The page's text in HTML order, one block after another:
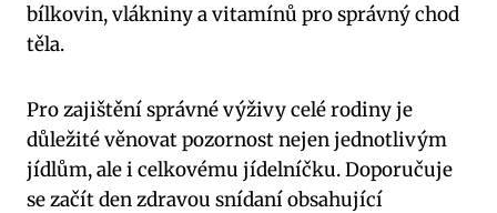
bílkovin,⁤ vlákniny a vitamínů pro správný ⁣chod
těla.
Pro zajištění správné výživy celé rodiny je⁣
důležité věnovat pozornost nejen⁣ jednotlivým
jídlům,⁢ ale i‍ celkovému jídelníčku. Doporučuje
‌se začít⁤ den zdravou snídaní obsahující